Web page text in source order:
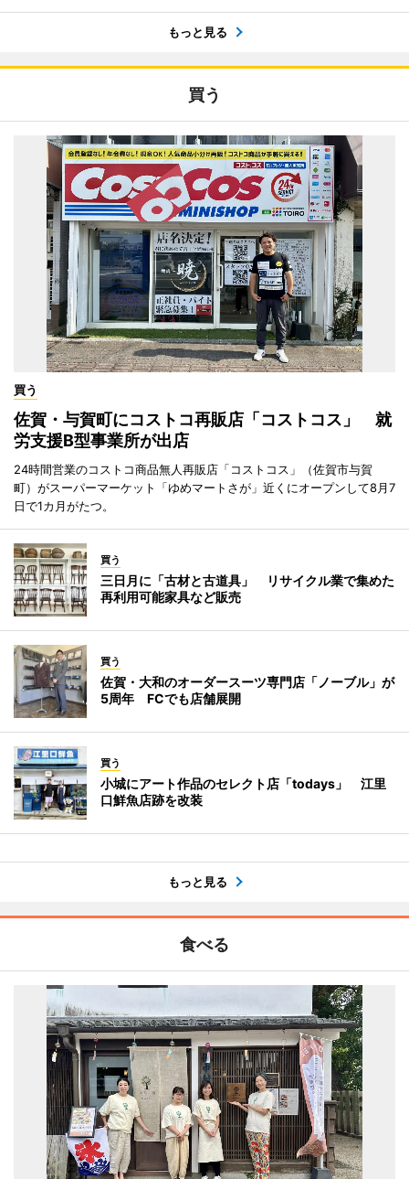
もっと見る
買う
買う
佐賀・与賀町にコストコ再販店「コストコス」 就
労支援B型事業所が出店
24時間営業のコストコ商品無人再販店「コストコス」（佐賀市与賀
町）がスーパーマーケット「ゆめマートさが」近くにオープンして8月7
日で1カ月がたつ。
買う
三日月に「古材と古道具」 リサイクル業で集めた
再利用可能家具など販売
買う
佐賀・大和のオーダースーツ専門店「ノーブル」が
5周年 FCでも店舗展開
買う
小城にアート作品のセレクト店「todays」 江里
口鮮魚店跡を改装
もっと見る
食べる